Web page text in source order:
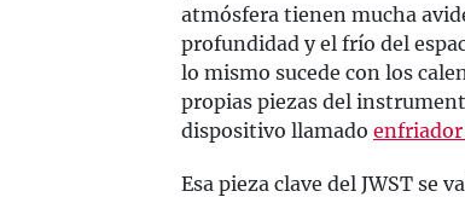
atmósfera tienen mucha
profundidad y el frío del
lo mismo sucede con los
propias piezas del
dispositivo llamado enfriador
Esa pieza clave del JWST se